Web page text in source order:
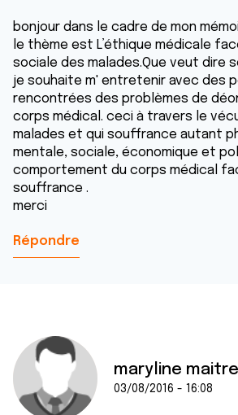
bonjour dans le cadre de mon
le thème est L’éthique médicale
sociale des malades.Que veut dire
je souhaite m' entretenir avec des
rencontrées des problèmes de
corps médical. ceci à travers le
malades et qui souffrance autant
mentale, sociale, économique et
comportement du corps médical
souffrance .
merci
Répondre
maryline maitre
03/08/2016 - 16:08